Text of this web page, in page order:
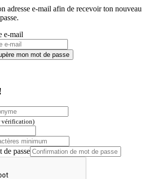
adresse e-mail afin de recevoir ton nouveau
e-mail
mon mot de passe
vérification)
passe